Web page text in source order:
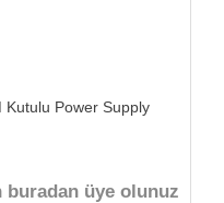
Kutulu Power Supply
üye olunuz